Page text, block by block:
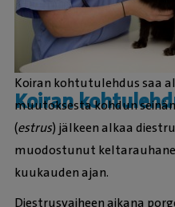
Koiran
Koiran kohtutulehdus saa
muutoksesta kohdun
(estrus) jälkeen alkaa
muodostunut
kuukauden ajan.
Diestrusvaiheen aikana